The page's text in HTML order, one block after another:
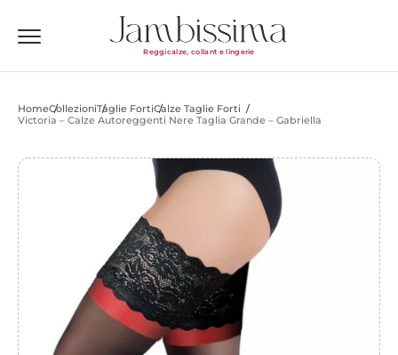
Reggicalze, collant e lingerie
HomeCollezioniTaglie FortiCalze Taglie Forti
Victoria – Calze Autoreggenti Nere Taglia Grande – Gabriella